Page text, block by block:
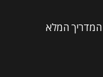
המדריך המלא